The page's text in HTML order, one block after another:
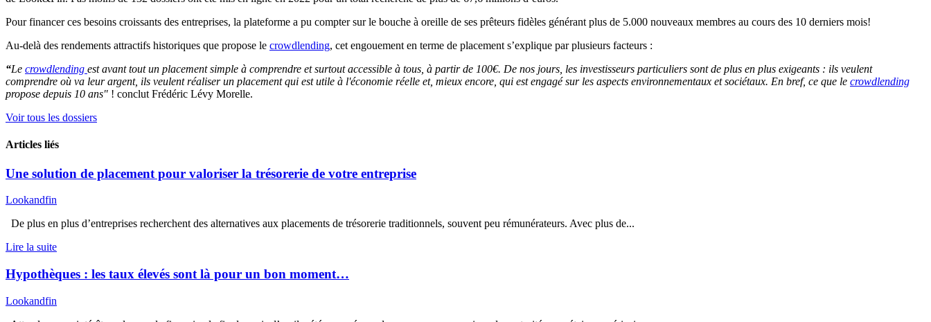
Pour financer ces besoins croissants des entreprises, la plateforme a pu compter sur le bouche à oreille de ses prêteurs fidèles générant plus de 5.000 nouveaux membres au cours des 10 derniers mois!
Au-delà des rendements attractifs historiques que propose le crowdlending, cet engouement en terme de placement s’explique par plusieurs facteurs :
“Le crowdlending est avant tout un placement simple à comprendre et surtout accessible à tous, à partir de 100€. De nos jours, les investisseurs particuliers sont de plus en plus exigeants : ils veulent
comprendre où va leur argent, ils veulent réaliser un placement qui est utile à l'économie réelle et, mieux encore, qui est engagé sur les aspects environnementaux et sociétaux. En bref, ce que le crowdlending
propose depuis 10 ans" ! conclut Frédéric Lévy Morelle.
Voir tous les dossiers
Articles liés
Une solution de placement pour valoriser la trésorerie de votre entreprise
Lookandfin
De plus en plus d’entreprises recherchent des alternatives aux placements de trésorerie traditionnels, souvent peu rémunérateurs. Avec plus de...
Lire la suite
Hypothèques : les taux élevés sont là pour un bon moment…
Lookandfin